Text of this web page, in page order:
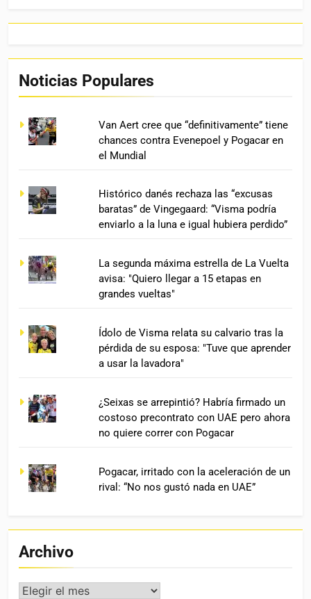
Noticias Populares
Van Aert cree que “definitivamente” tiene
chances contra Evenepoel y Pogacar en
el Mundial
Histórico danés rechaza las “excusas
baratas” de Vingegaard: “Visma podría
enviarlo a la luna e igual hubiera perdido”
La segunda máxima estrella de La Vuelta
avisa: "Quiero llegar a 15 etapas en
grandes vueltas"
Ídolo de Visma relata su calvario tras la
pérdida de su esposa: "Tuve que aprender
a usar la lavadora"
¿Seixas se arrepintió? Habría firmado un
costoso precontrato con UAE pero ahora
no quiere correr con Pogacar
Pogacar, irritado con la aceleración de un
rival: “No nos gustó nada en UAE”
Archivo
Archivo